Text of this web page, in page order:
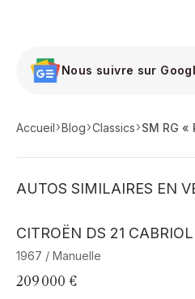
Nous suivre sur
Accueil Blog Classics
AUTOS SIMILAIRES EN
Barnes Exclusive
CITROËN DS 21
1967 / Manuelle
209 000 €